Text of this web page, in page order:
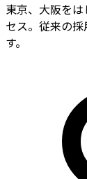
東京、大阪を
セス。従来の
す。